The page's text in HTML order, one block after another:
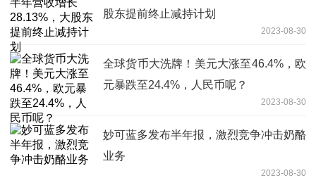
股东提前终止减持计划
2023-08-30
全球货币大洗牌！美元大涨至46.4%，欧
元暴跌至24.4%，人民币呢？
2023-08-30
妙可蓝多发布半年报，激烈竞争冲击奶酪
业务
2023-08-30